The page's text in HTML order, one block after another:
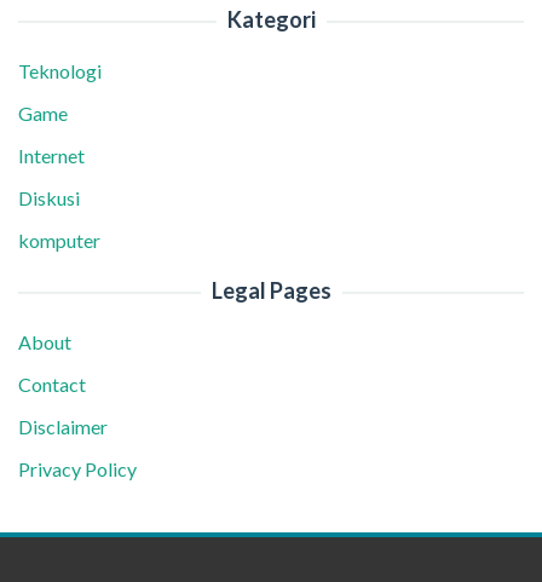
Kategori
Teknologi
Game
Internet
Diskusi
komputer
Legal Pages
About
Contact
Disclaimer
Privacy Policy